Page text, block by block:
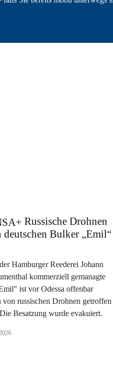
Russische Drohnen
deutschen Bulker „Emil“
Hamburger Reederei Johann
kommerziell gemanagte
ist vor Odessa offenbar
von russischen Drohnen getroffen
Besatzung wurde evakuiert.